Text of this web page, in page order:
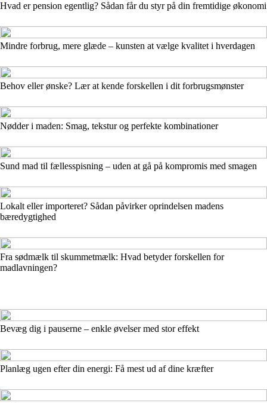
Hvad er pension egentlig? Sådan får du styr på din fremtidige økonomi
Mindre forbrug, mere glæde – kunsten at vælge kvalitet i hverdagen
Behov eller ønske? Lær at kende forskellen i dit forbrugsmønster
Nødder i maden: Smag, tekstur og perfekte kombinationer
Sund mad til fællesspisning – uden at gå på kompromis med smagen
Lokalt eller importeret? Sådan påvirker oprindelsen madens
bæredygtighed
Fra sødmælk til skummetmælk: Hvad betyder forskellen for
madlavningen?
Bevæg dig i pauserne – enkle øvelser med stor effekt
Planlæg ugen efter din energi: Få mest ud af dine kræfter